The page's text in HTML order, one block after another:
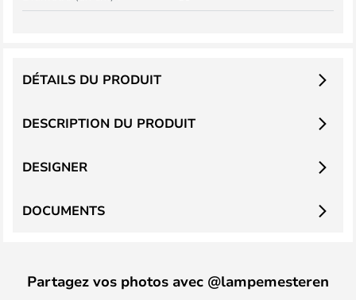
DESCRIPTION DU PRODUIT
DÉTAILS DU PRODUIT
DESIGNER
DOCUMENTS
Partagez vos photos avec @lampemesteren